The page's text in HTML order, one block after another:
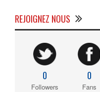
REJOIGNEZ NOUS
0
Followers
0
Fans